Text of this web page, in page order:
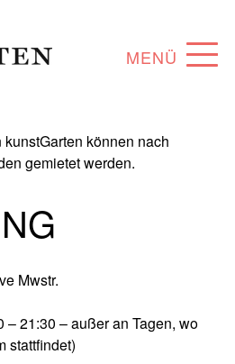
MENÜ
kunstGarten können nach
gemietet werden.
Mwstr.
– 21:30 – außer an Tagen, wo
stattfindet)